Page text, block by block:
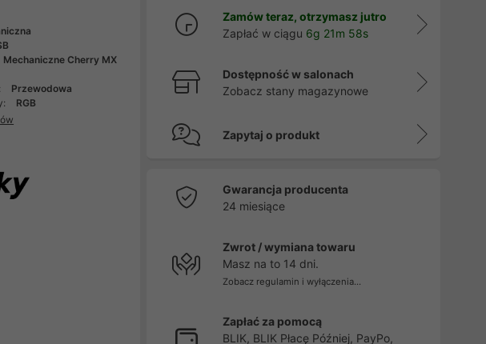
Mechaniczne Cherry MX
Przewodowa
RGB
Zamów teraz, otrzymasz jutro
Zapłać w ciągu 6g 21m 57s
Dostępność w salonach
Zobacz stany magazynowe
Zapytaj o produkt
Gwarancja producenta
24 miesiące
Zwrot / wymiana towaru
Masz na to 14 dni.
Zobacz regulamin i wyłączenia...
Zapłać za pomocą
BLIK, BLIK Płacę Później, PayPo,